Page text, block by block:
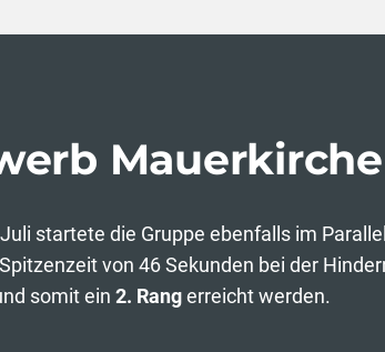
startete die Gruppe ebenfalls im
von 46 Sekunden bei der
somit ein 2. Rangerreicht werden.